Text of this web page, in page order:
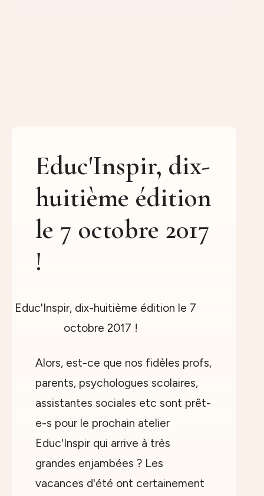
Educ'Inspir, dix-
huitième édition
le 7 octobre 2017
!
Alors, est-ce que nos fidèles profs,
parents, psychologues scolaires,
assistantes sociales etc sont prêt-
e-s pour le prochain atelier
Educ'Inspir qui arrive à très
grandes enjambées ? Les
vacances d'été ont certainement